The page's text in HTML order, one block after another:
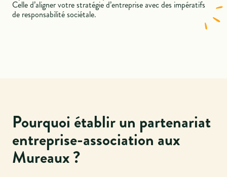
Celle d’aligner votre stratégie d’entreprise avec des impératifs
de responsabilité sociétale.
Pourquoi établir un partenariat
entreprise-association aux
Mureaux ?